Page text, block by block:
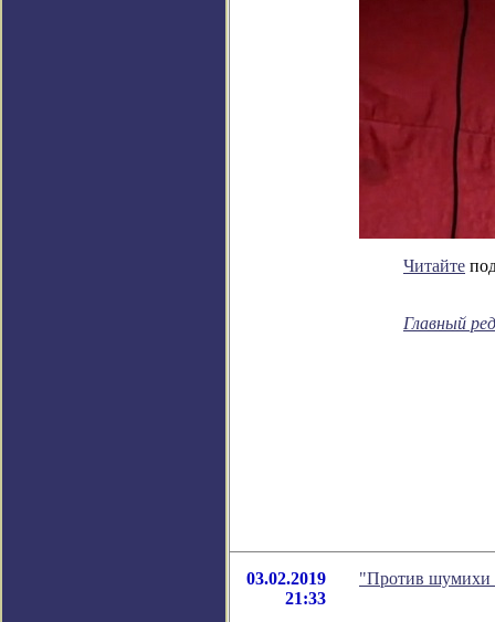
Читайте
Главный
03.02.2019
21:33
"Против шумихи